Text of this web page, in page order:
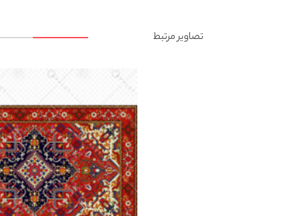
تصاویر مرتبط